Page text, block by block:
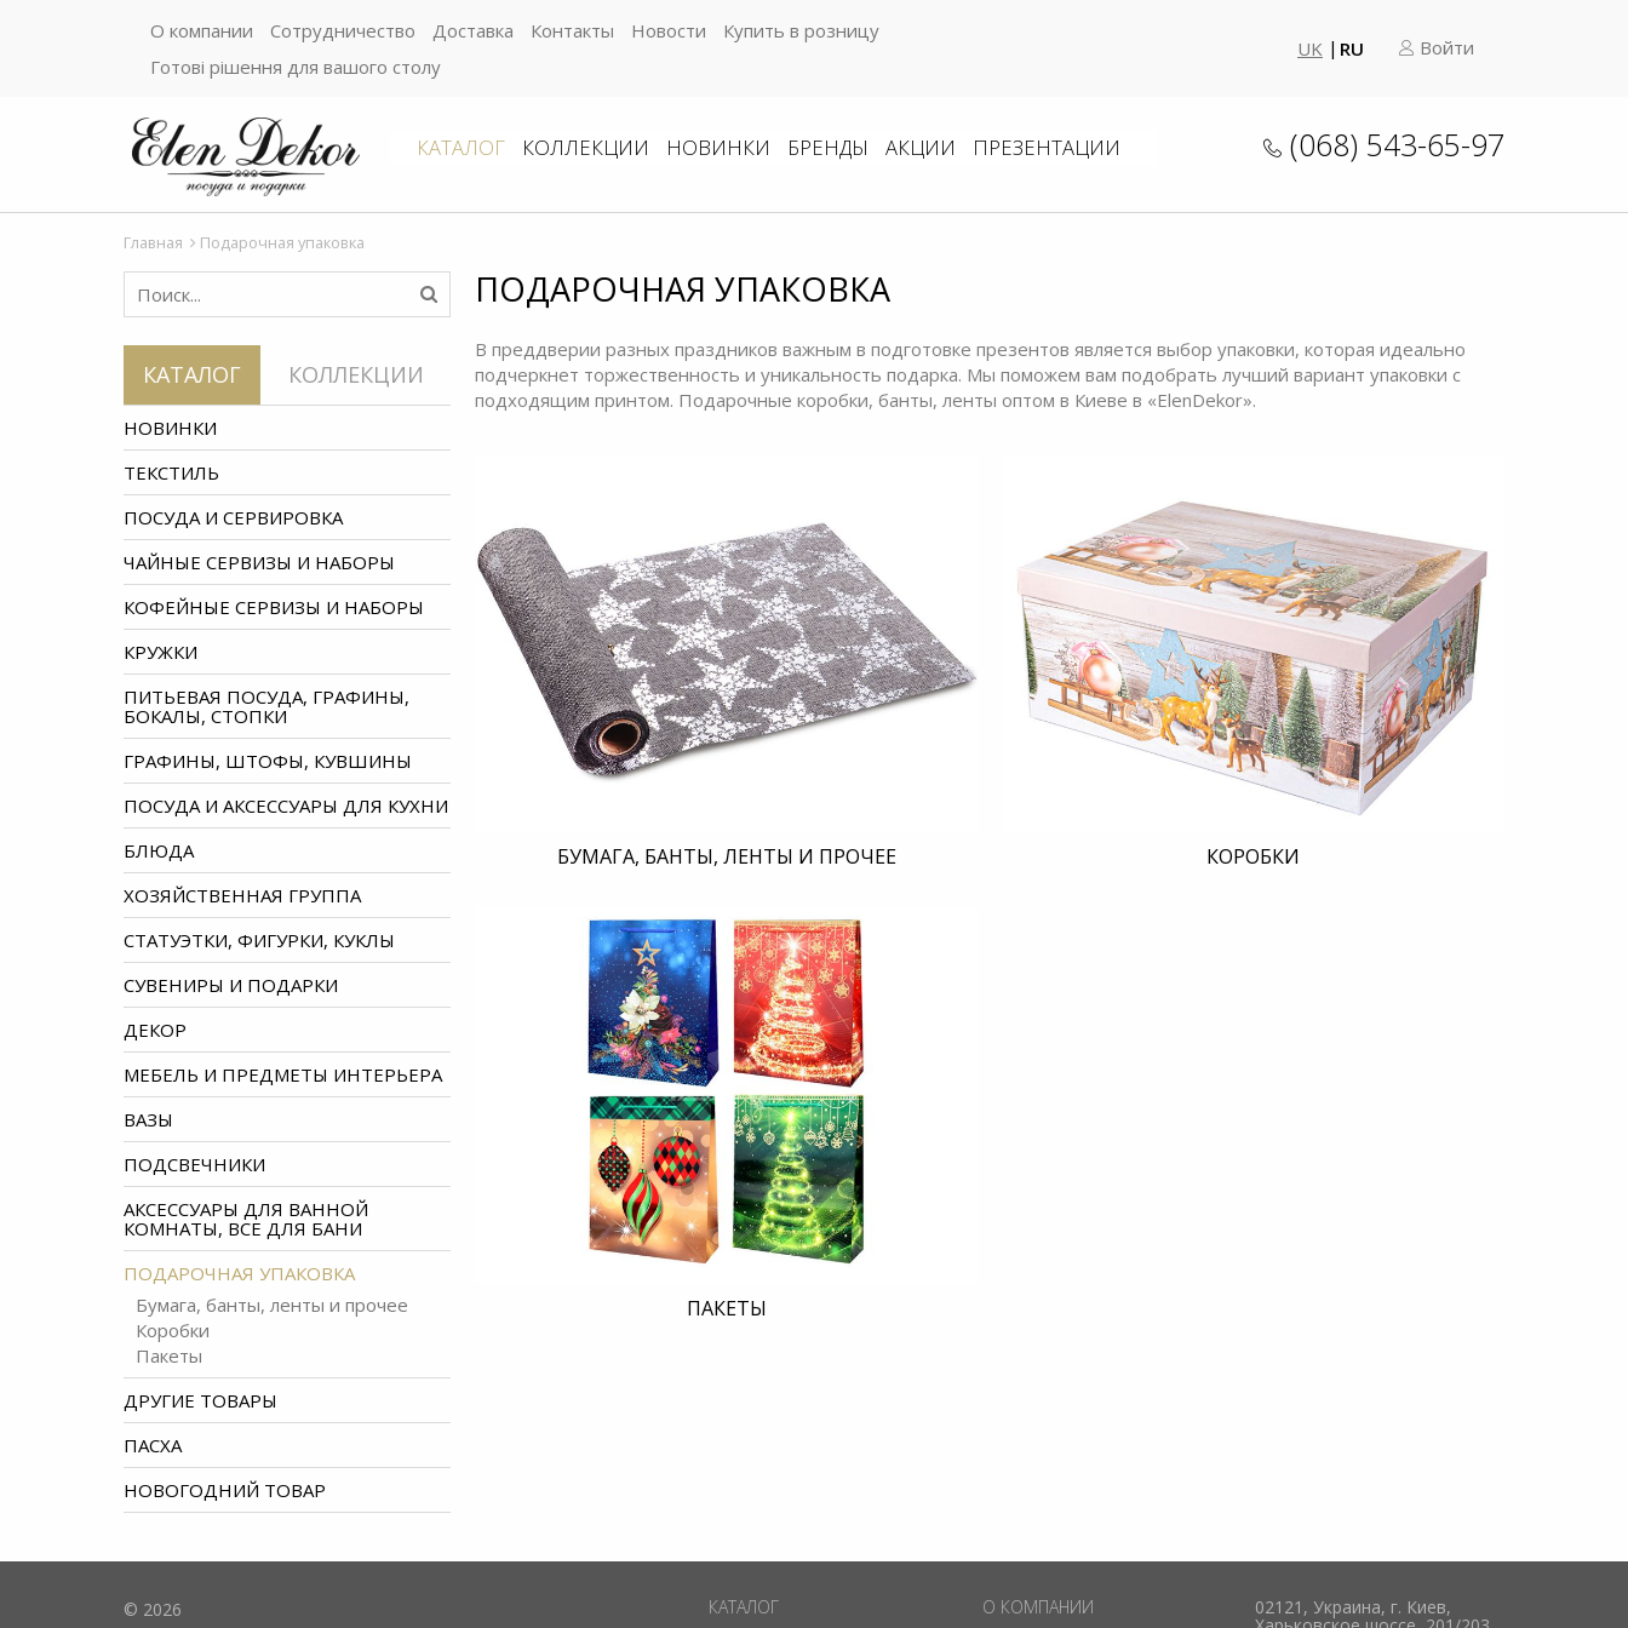
О компании Сотрудничество Доставка Контакты Новости
Купить в розницу
Готові рішення для вашого столу
UK RU Войти
КАТАЛОГ КОЛЛЕКЦИИ НОВИНКИ БРЕНДЫ АКЦИИ ПРЕЗЕНТАЦИИ (068) 543-65-97
Главная Подарочная упаковка
КАТАЛОГ КОЛЛЕКЦИИ
НОВИНКИ
ТЕКСТИЛЬ
ПОСУДА И СЕРВИРОВКА
ЧАЙНЫЕ СЕРВИЗЫ И НАБОРЫ
КОФЕЙНЫЕ СЕРВИЗЫ И НАБОРЫ
КРУЖКИ
ПИТЬЕВАЯ ПОСУДА, ГРАФИНЫ,
БОКАЛЫ, СТОПКИ
ГРАФИНЫ, ШТОФЫ, КУВШИНЫ
ПОСУДА И АКСЕССУАРЫ ДЛЯ КУХНИ
БЛЮДА
ХОЗЯЙСТВЕННАЯ ГРУППА
СТАТУЭТКИ, ФИГУРКИ, КУКЛЫ
СУВЕНИРЫ И ПОДАРКИ
ДЕКОР
МЕБЕЛЬ И ПРЕДМЕТЫ ИНТЕРЬЕРА
ВАЗЫ
ПОДСВЕЧНИКИ
АКСЕССУАРЫ ДЛЯ ВАННОЙ
КОМНАТЫ, ВСЕ ДЛЯ БАНИ
ПОДАРОЧНАЯ УПАКОВКА
Бумага, банты, ленты и прочее
Коробки
Пакеты
ДРУГИЕ ТОВАРЫ
ПАСХА
НОВОГОДНИЙ ТОВАР
ПОДАРОЧНАЯ УПАКОВКА
В преддверии разных праздников важным в подготовке презентов является выбор упаковки, которая идеально
подчеркнет торжественность и уникальность подарка. Мы поможем вам подобрать лучший вариант упаковки с
подходящим принтом. Подарочные коробки, банты, ленты оптом в Киеве в «ElenDekor».
БУМАГА, БАНТЫ, ЛЕНТЫ И ПРОЧЕЕ КОРОБКИ
ПАКЕТЫ
© 2026
КАТАЛОГ
О КОМПАНИИ
02121, Украина, г. Киев,